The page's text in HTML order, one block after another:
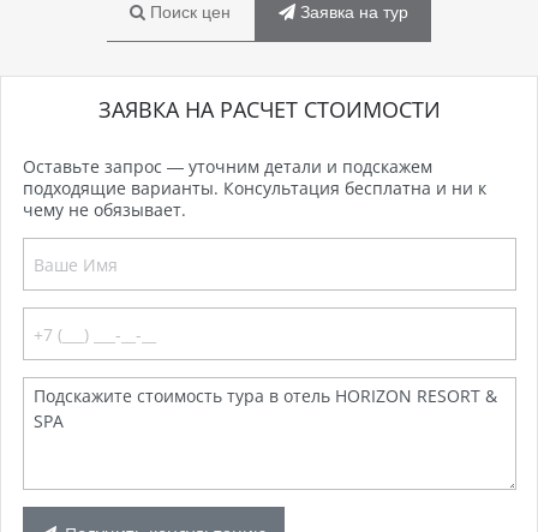
Поиск цен Заявка на тур
ЗАЯВКА НА РАСЧЕТ СТОИМОСТИ
Оставьте запрос — уточним детали и подскажем
подходящие варианты. Консультация бесплатна и ни к
чему не обязывает.